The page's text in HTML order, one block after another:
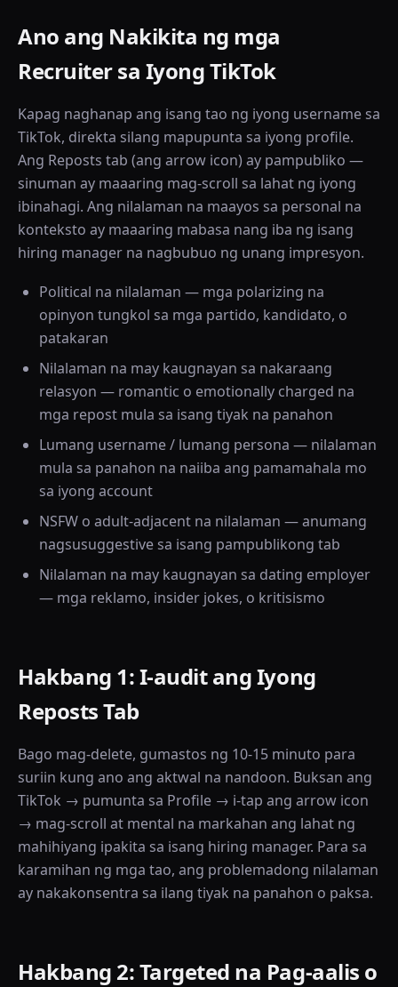
Ano ang Nakikita ng mga
Recruiter sa Iyong TikTok
Kapag naghanap ang isang tao ng iyong username sa
TikTok, direkta silang mapupunta sa iyong profile.
Ang Reposts tab (ang arrow icon) ay pampubliko —
sinuman ay maaaring mag-scroll sa lahat ng iyong
ibinahagi. Ang nilalaman na maayos sa personal na
konteksto ay maaaring mabasa nang iba ng isang
hiring manager na nagbubuo ng unang impresyon.
Political na nilalaman — mga polarizing na
opinyon tungkol sa mga partido, kandidato, o
patakaran
Nilalaman na may kaugnayan sa nakaraang
relasyon — romantic o emotionally charged na
mga repost mula sa isang tiyak na panahon
Lumang username / lumang persona — nilalaman
mula sa panahon na naiiba ang pamamahala mo
sa iyong account
NSFW o adult-adjacent na nilalaman — anumang
nagsusuggestive sa isang pampublikong tab
Nilalaman na may kaugnayan sa dating employer
— mga reklamo, insider jokes, o kritisismo
Hakbang 1: I-audit ang Iyong
Reposts Tab
Bago mag-delete, gumastos ng 10-15 minuto para
suriin kung ano ang aktwal na nandoon. Buksan ang
TikTok → pumunta sa Profile → i-tap ang arrow icon
→ mag-scroll at mental na markahan ang lahat ng
mahihiyang ipakita sa isang hiring manager. Para sa
karamihan ng mga tao, ang problemadong nilalaman
ay nakakonsentra sa ilang tiyak na panahon o paksa.
Hakbang 2: Targeted na Pag-aalis o